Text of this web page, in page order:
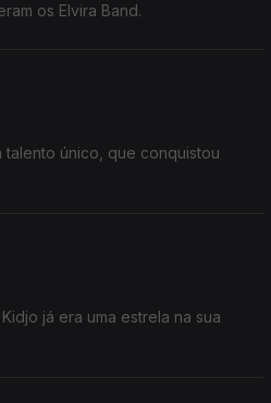
os Elvira Band.
talento único, que conquistou
já era uma estrela na sua